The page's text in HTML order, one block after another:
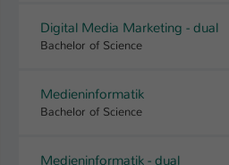
Digital Media Marketing - dual
Bachelor of Science
Medieninformatik
Bachelor of Science
Medieninformatik - dual
Zweck
generierte ID, für
Speicherung Ihrer